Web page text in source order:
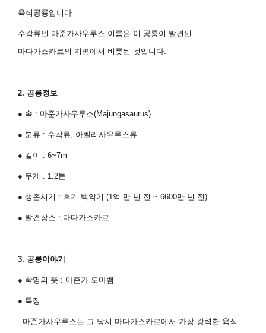
육식공룡입니다.
수각류인 마준가사우루스 이름은 이 공룡이 발견된
마다가스카르의 지명에서 비롯된 것입니다.
2. 공룡정보
● 속 : 마준가사우루스(Majungasaurus)
● 분류 : 수각류, 아벨리사우루스류
● 길이 : 6~7m
● 무게 : 1.2톤
●생존시기 : 후기 백악기(1억 만 년 전~ 6600만 년 전)
● 발견장소 : 마다가스카르
3. 공룡이야기
● 학명의 뜻 : 마준가 도마뱀
● 특징
- 마준가사우루스는 그 당시 마다가스카르에서 가장 강력한 육식